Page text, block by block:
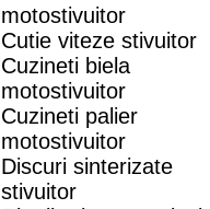
motostivuitor
Cutie viteze stivuitor
Cuzineti biela
motostivuitor
Cuzineti palier
motostivuitor
Discuri sinterizate
stivuitor